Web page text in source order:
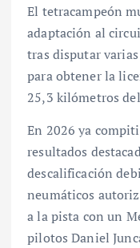
El tetracampeón
adaptación al
tras disputar
para obtener la
25,3 kilómetros
En 2026 ya
resultados
descalificación
neumáticos
a la pista con un
pilotos Daniel